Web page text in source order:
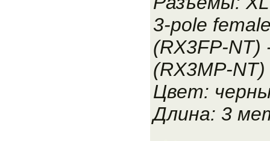
3-pole
(RX3FP-NT)
(RX3MP-NT)
Цвет:
Длина: 3